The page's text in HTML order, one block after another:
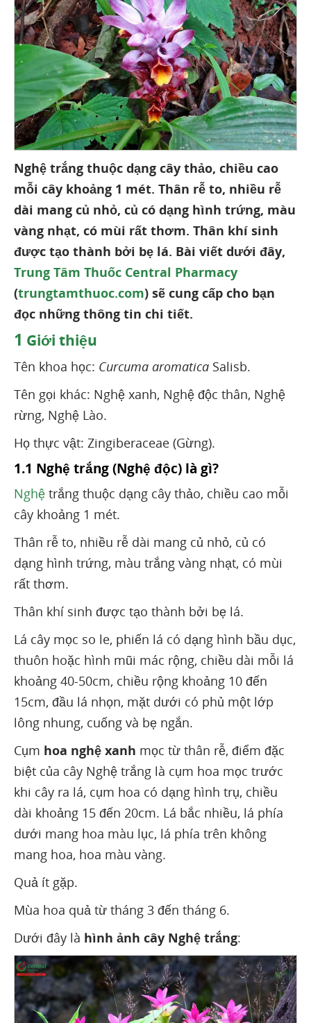
Nghệ trắng thuộc dạng cây thảo, chiều cao
mỗi cây khoảng 1 mét. Thân rễ to, nhiều rễ
dài mang củ nhỏ, củ có dạng hình trứng, màu
vàng nhạt, có mùi rất thơm. Thân khí sinh
được tạo thành bởi bẹ lá. Bài viết dưới đây,
Trung Tâm Thuốc Central Pharmacy
(trungtamthuoc.com) sẽ cung cấp cho bạn
đọc những thông tin chi tiết.
1 Giới thiệu
Tên khoa học: Curcuma aromatica Salisb.
Tên gọi khác: Nghệ xanh, Nghệ độc thân, Nghệ
rừng, Nghệ Lào.
Họ thực vật: Zingiberaceae (Gừng).
1.1 Nghệ trắng (Nghệ độc) là gì?
Nghệ trắng thuộc dạng cây thảo, chiều cao mỗi
cây khoảng 1 mét.
Thân rễ to, nhiều rễ dài mang củ nhỏ, củ có
dạng hình trứng, màu trắng vàng nhạt, có mùi
rất thơm.
Thân khí sinh được tạo thành bởi bẹ lá.
Lá cây mọc so le, phiến lá có dạng hình bầu dục,
thuôn hoặc hình mũi mác rộng, chiều dài mỗi lá
khoảng 40-50cm, chiều rộng khoảng 10 đến
15cm, đầu lá nhọn, mặt dưới có phủ một lớp
lông nhung, cuống và bẹ ngắn.
Cụm hoa nghệ xanh mọc từ thân rễ, điểm đặc
biệt của cây Nghệ trắng là cụm hoa mọc trước
khi cây ra lá, cụm hoa có dạng hình trụ, chiều
dài khoảng 15 đến 20cm. Lá bắc nhiều, lá phía
dưới mang hoa màu lục, lá phía trên không
mang hoa, hoa màu vàng.
Quả ít gặp.
Mùa hoa quả từ tháng 3 đến tháng 6.
Dưới đây là hình ảnh cây Nghệ trắng: